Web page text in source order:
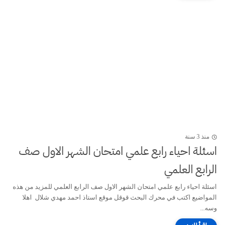
منذ 3 سنة
اسئلة احياء رابع علمي امتحان الشهر الاول صف
الرابع العلمي
اسئلة احياء رابع علمي امتحان الشهر الاول صف الرابع العلمي للمزيد من هذه
المواضيع اكتب في محرك البحث قوقل موقع استاذ احمد مهدي شلال اهلا
وسه...